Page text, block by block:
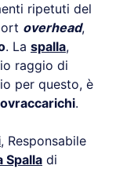
ripetuti del
overhead,
. La spalla,
raggio di
per questo, è
.
, Responsabile
Spalla di